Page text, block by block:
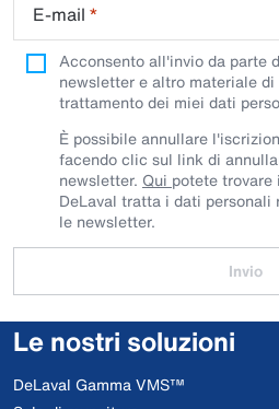
E-mail *
Acconsento all'invio da parte
newsletter e altro materiale
trattamento dei miei dati
È possibile annullare
facendo clic sul link di
newsletter. Qui potete trovare
DeLaval tratta i dati
le newsletter.
Invio
Le nostri soluzioni
DeLaval Gamma VMS™